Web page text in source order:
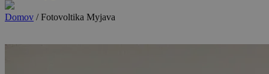
Domov /Fotovoltika Myjava